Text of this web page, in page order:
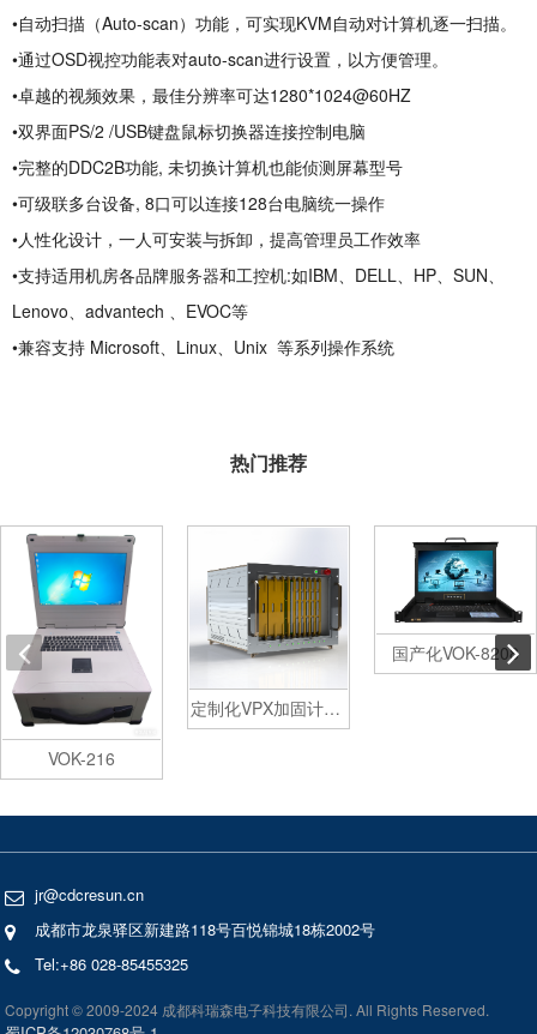
•自动扫描（Auto-scan）功能，可实现KVM自动对计算机逐一扫描。
•通过OSD视控功能表对auto-scan进行设置，以方便管理。
•卓越的视频效果，最佳分辨率可达1280*1024@60HZ
•双界面PS/2 /USB键盘鼠标切换器连接控制电脑
•完整的DDC2B功能, 未切换计算机也能侦测屏幕型号
•可级联多台设备, 8口可以连接128台电脑统一操作
•人性化设计，一人可安装与拆卸，提高管理员工作效率
•支持适用机房各品牌服务器和工控机:如IBM、DELL、HP、SUN、
Lenovo、advantech 、EVOC等
•兼容支持 Microsoft、Linux、Unix 等系列操作系统
热门推荐
VOK-216
定制化VPX加固计算机
国产化VOK-8208
jr@cdcresun.cn
成都市龙泉驿区新建路118号百悦锦城18栋2002号
Tel:+86 028-85455325
Copyright © 2009-2024 成都科瑞森电子科技有限公司. All Rights Reserved.